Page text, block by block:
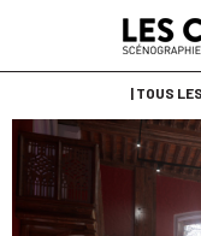
| TOUS